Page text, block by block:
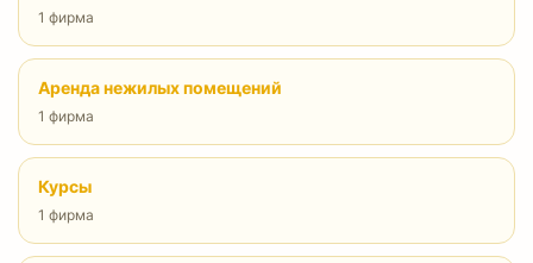
1 фирма
Аренда нежилых помещений
1 фирма
Курсы
1 фирма